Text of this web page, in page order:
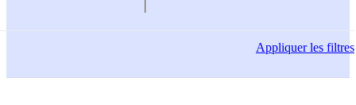
Appliquerles filtres